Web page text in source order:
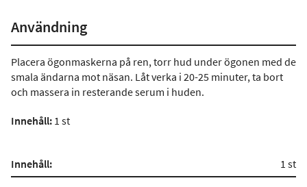
Användning
Placera ögonmaskerna på ren, torr hud under ögonen med de
smala ändarna mot näsan. Låt verka i 20-25 minuter, ta bort
och massera in resterande serum i huden.
Innehåll: 1 st
Innehåll: 1 st